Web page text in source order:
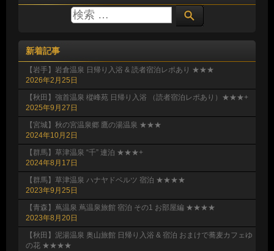
新着記事
【岩手】岩倉温泉 日帰り入浴 & 読者宿泊レポあり ★★★
2026年2月25日
【秋田】強首温泉 樅峰苑 日帰り入浴 （読者宿泊レポあり）★★★+
2025年9月27日
【宮城】秋の宮温泉郷 鷹の湯温泉 ★★★
2024年10月2日
【群馬】草津温泉 “千” 連泊 ★★★+
2024年8月17日
【群馬】草津温泉 ハナヤドベルツ 宿泊 ★★★★
2023年9月25日
【青森】蔦温泉 蔦温泉旅館 宿泊 その1 お部屋編 ★★★★
2023年8月20日
【秋田】泥湯温泉 奥山旅館 日帰り入浴 & 宿泊 おまけで蕎麦カフェゆ
の花 ★★★★